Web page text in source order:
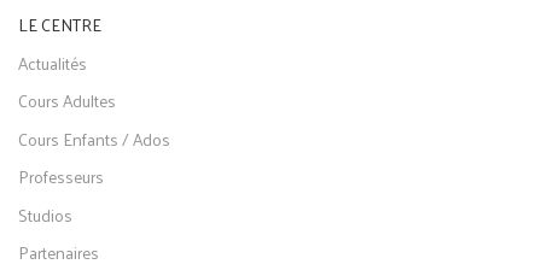
LE CENTRE
Actualités
Cours Adultes
Cours Enfants / Ados
Professeurs
Studios
Partenaires